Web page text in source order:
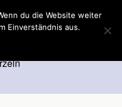
du die Website weiter
Einverständnis aus.